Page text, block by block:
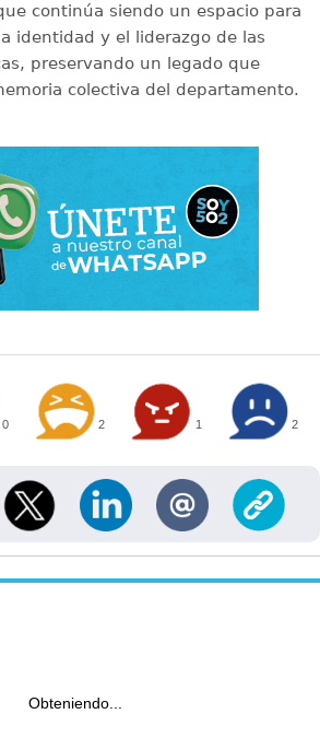
continúa siendo un espacio para
identidad y el liderazgo de las
preservando un legado que
colectiva del departamento.
0 2 1 2
Obteniendo...